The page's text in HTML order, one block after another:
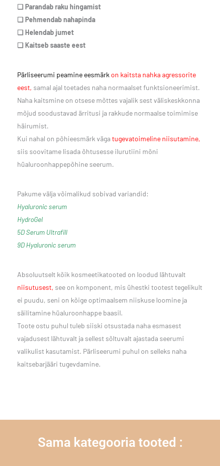
❑ Parandab raku hingamist
❑ Pehmendab nahapinda
❑ Helendab jumet
❑ Kaitseb saaste eest
Pärliseerumi peamine eesmärk on kaitsta nahka agressorite
eest, samal ajal toetades naha normaalset funktsioneerimist.
Naha kaitsmine on otsese mõttes vajalik sest väliskeskkonna
mõjud soodustavad ärritusi ja rakkude normaalse toimimise
häirumist.
Kui nahal on põhieesmärk vägatugevatoimeline niisutamine,
siis soovitame lisada õhtusesse ilurutiini mõni
hüaluroonhappepõhine seerum.
Pakume välja võimalikud sobivad variandid:
Hyaluronic serum
HydroGel
5D Serum Ultrafill
9D Hyaluronic serum
Absoluutselt kõik kosmeetikatooted on loodud lähtuvalt
niisutusest, see on komponent, mis ühestki tootest tegelikult
ei puudu, seni on kõige optimaalsem niiskuse loomine ja
säilitamine hüaluroonhappe baasil.
Toote ostu puhul tuleb siiski otsustada naha esmasest
vajadusest lähtuvalt ja sellest sõltuvalt ajastada seerumi
valikulist kasutamist. Pärliseerumi puhul on selleks naha
kaitsebarjääri tugevdamine.
Sama kategooria tooted :